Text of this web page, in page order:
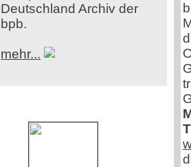
Deutschland Archiv der
bpb.
mehr...